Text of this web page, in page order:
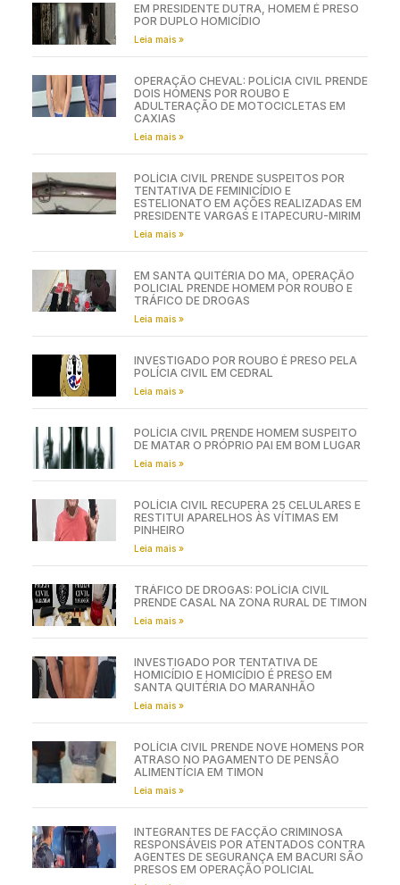
EM PRESIDENTE DUTRA, HOMEM É PRESO
POR DUPLO HOMICÍDIO
Leia mais »
OPERAÇÃO CHEVAL: POLÍCIA CIVIL PRENDE
DOIS HOMENS POR ROUBO E
ADULTERAÇÃO DE MOTOCICLETAS EM
CAXIAS
Leia mais »
POLÍCIA CIVIL PRENDE SUSPEITOS POR
TENTATIVA DE FEMINICÍDIO E
ESTELIONATO EM AÇÕES REALIZADAS EM
PRESIDENTE VARGAS E ITAPECURU-MIRIM
Leia mais »
EM SANTA QUITÉRIA DO MA, OPERAÇÃO
POLICIAL PRENDE HOMEM POR ROUBO E
TRÁFICO DE DROGAS
Leia mais »
INVESTIGADO POR ROUBO É PRESO PELA
POLÍCIA CIVIL EM CEDRAL
Leia mais »
POLÍCIA CIVIL PRENDE HOMEM SUSPEITO
DE MATAR O PRÓPRIO PAI EM BOM LUGAR
Leia mais »
POLÍCIA CIVIL RECUPERA 25 CELULARES E
RESTITUI APARELHOS ÀS VÍTIMAS EM
PINHEIRO
Leia mais »
TRÁFICO DE DROGAS: POLÍCIA CIVIL
PRENDE CASAL NA ZONA RURAL DE TIMON
Leia mais »
INVESTIGADO POR TENTATIVA DE
HOMICÍDIO E HOMICÍDIO É PRESO EM
SANTA QUITÉRIA DO MARANHÃO
Leia mais »
POLÍCIA CIVIL PRENDE NOVE HOMENS POR
ATRASO NO PAGAMENTO DE PENSÃO
ALIMENTÍCIA EM TIMON
Leia mais »
INTEGRANTES DE FACÇÃO CRIMINOSA
RESPONSÁVEIS POR ATENTADOS CONTRA
AGENTES DE SEGURANÇA EM BACURI SÃO
PRESOS EM OPERAÇÃO POLICIAL